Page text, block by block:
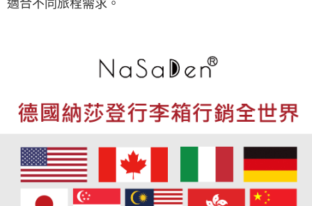
適合不同旅程需求。